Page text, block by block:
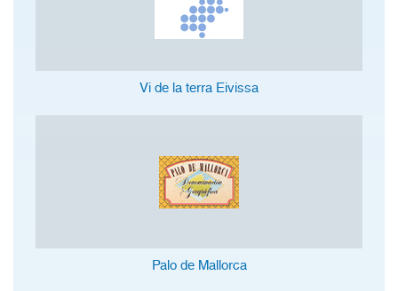
Vi de la terra Eivissa
Palo de Mallorca